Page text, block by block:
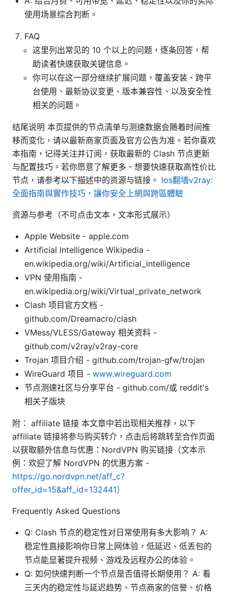
使用场景综合判断。
FAQ
这里列出常见的 10 个以上的问题，逐条回答，帮
助读者快速获取关键信息。
你可以在这一部分继续扩展问题，覆盖安装、跨平
台使用、最新协议变更、版本兼容性、以及安全性
相关的问题。
结尾说明 本页提供的节点清单与测速数据会随着时间推
移而变化，请以最新商家页面及官方公告为准。若你喜欢
本指南，记得关注并订阅，获取最新的 Clash 节点更新
与配置技巧。若你愿意了解更多、想要快速获取高性价比
节点，请参考以下描述中的资源与链接。 Ios翻墙v2ray:
全面指南與實作技巧，讓你安全上網與跨區體驗
资源与参考（不可点击文本，文本形式展示）
Apple Website - apple.com
Artificial Intelligence Wikipedia -
en.wikipedia.org/wiki/Artificial_intelligence
VPN 使用指南 -
en.wikipedia.org/wiki/Virtual_private_network
Clash 项目官方文档 -
github.com/Dreamacro/clash
VMess/VLESS/Gateway 相关资料 -
github.com/v2ray/v2ray-core
Trojan 项目介绍 - github.com/trojan-gfw/trojan
WireGuard 项目 - www.wireguard.com
节点测速社区与分享平台 - github.com/或 reddit's
相关子版块
附： affiliate 链接 本文章中若出现相关推荐，以下
affiliate 链接将参与购买转介，点击后将跳转至合作页面
以获取额外信息与优惠：NordVPN 购买链接（文本示
例：欢迎了解 NordVPN 的优惠方案 -
https://go.nordvpn.net/aff_c?
offer_id=15&aff_id=132441）
Frequently Asked Questions
Q: Clash 节点的稳定性对日常使用有多大影响？ A:
稳定性直接影响你日常上网体验，低延迟、低丢包的
节点能显著提升视频、游戏及远程办公的体验。
Q: 如何快速判断一个节点是否值得长期使用？ A: 看
三天内的稳定性与延迟趋势、节点商家的信誉、价格